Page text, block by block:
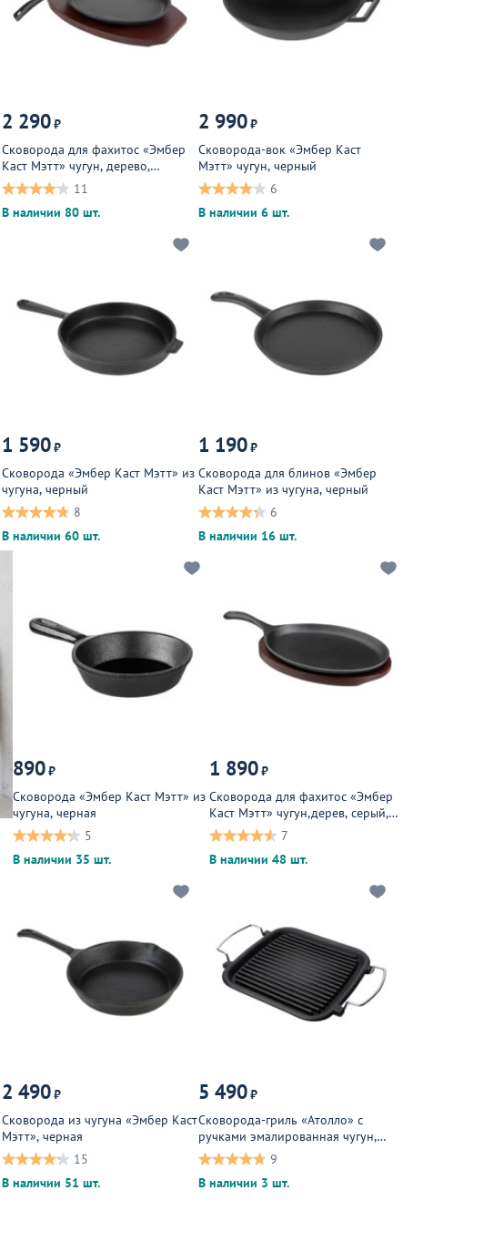
2 290₽
Сковорода для фахитос «Эмбер
Каст Мэтт» чугун, дерево,
черный, дерево темное
11
В наличии 80 шт.
2 990₽
Сковорода-вок «Эмбер Каст
Мэтт» чугун, черный
6
В наличии 6 шт.
1 590₽
Сковорода «Эмбер Каст Мэтт» из
чугуна, черный
8
В наличии 60 шт.
1 190₽
Сковорода для блинов «Эмбер
Каст Мэтт» из чугуна, черный
6
В наличии 16 шт.
890₽
Сковорода «Эмбер Каст Мэтт» из
чугуна, черная
5
В наличии 35 шт.
1 890₽
Сковорода для фахитос «Эмбер
Каст Мэтт» чугун,дерев, серый,
темное дерево
7
В наличии 48 шт.
2 490₽
Сковорода из чугуна «Эмбер Каст
Мэтт», черная
15
В наличии 51 шт.
5 490₽
Сковорода-гриль «Атолло» с
ручками эмалированная чугун,
черный, стальной
9
В наличии 3 шт.